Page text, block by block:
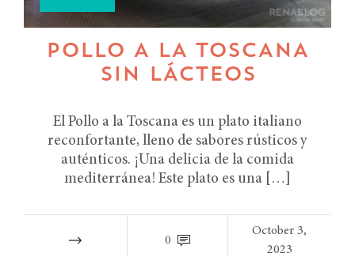
POLLO A LA TOSCANA
SIN LÁCTEOS
El Pollo a la Toscana es un plato italiano
reconfortante, lleno de sabores rústicos y
auténticos. ¡Una delicia de la comida
mediterránea! Este plato es una […]
0
October 3,
2023